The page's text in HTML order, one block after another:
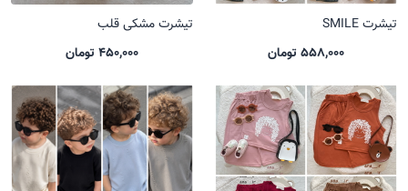
تیشرت SMILE
558,000 تومان
تیشرت مشکی قلب
450,000 تومان